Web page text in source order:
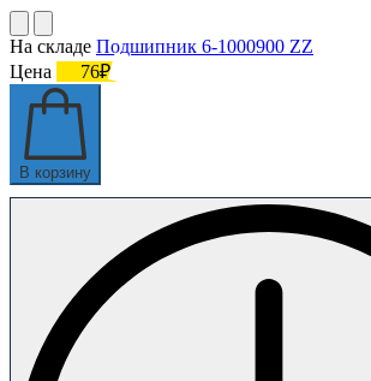
На складе Подшипник 6-1000900 ZZ
Цена
76₽
В корзину